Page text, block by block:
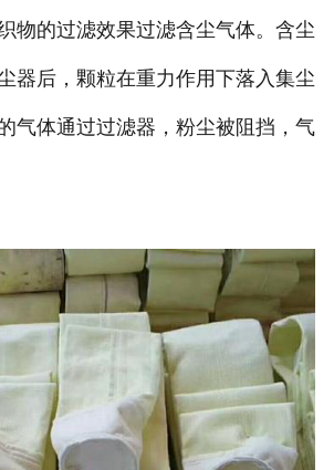
物的过滤效果过滤含尘气体。含尘
器后，颗粒在重力作用下落入集尘
气体通过过滤器，粉尘被阻挡，气